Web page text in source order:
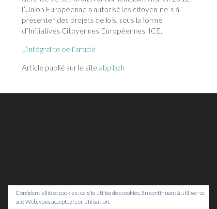
l’Union Européenne a autorisé les citoyen-ne-s à
présenter des projets de lois, sous la forme
d’Initiatives Citoyennes Européennes, ICE.
L’intégralité de l’article
Article publié sur le site abp.bzh
Confidentialité et cookies : ce site utilise des cookies. En continuant à utiliser ce
site Web, vous acceptez leur utilisation.